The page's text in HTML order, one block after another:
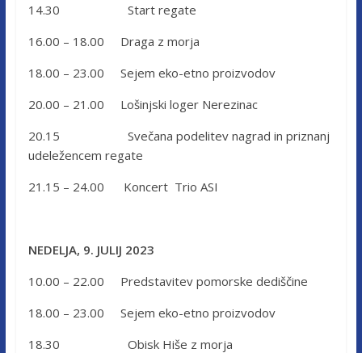
14.30 Start regate
16.00 – 18.00 Draga z morja
18.00 – 23.00 Sejem eko-etno proizvodov
20.00 – 21.00 Lošinjski loger Nerezinac
20.15 Svečana podelitev nagrad in priznanj
udeležencem regate
21.15 – 24.00 Koncert Trio ASI
NEDELJA, 9. JULIJ 2023
10.00 – 22.00 Predstavitev pomorske dediščine
18.00 – 23.00 Sejem eko-etno proizvodov
18.30 Obisk Hiše z morja